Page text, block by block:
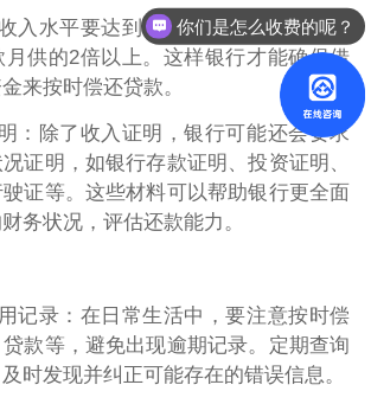
入水平要达到银行规定的标准，通常
供的2倍以上。这样银行才能确保借
来按时偿还贷款。
：除了收入证明，银行可能还会要求
证明，如银行存款证明、投资证明、
证等。这些材料可以帮助银行更全面
务状况，评估还款能力。
记录：在日常生活中，要注意按时偿
款等，避免出现逾期记录。定期查询
时发现并纠正可能存在的错误信息。
你们是怎么收费的呢？